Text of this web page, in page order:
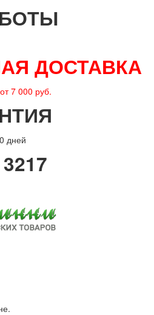
ДОСТАВКА
7 000 руб.
дней